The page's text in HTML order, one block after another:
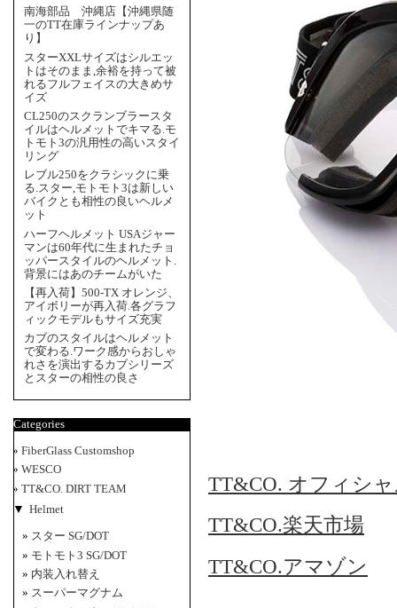
南海部品 沖縄店【沖縄県随
一のTT在庫ラインナップあ
り】
スターXXLサイズはシルエッ
トはそのまま,余裕を持って被
れるフルフェイスの大きめサ
イズ
CL250のスクランブラースタ
イルはヘルメットでキマる.モ
トモト3の汎用性の高いスタイ
リング
レブル250をクラシックに乗
る.スター,モトモト3は新しい
バイクとも相性の良いヘルメ
ット
ハーフヘルメット USAジャー
マンは60年代に生まれたチョ
ッパースタイルのヘルメット.
背景にはあのチームがいた
【再入荷】500-TX オレンジ、
アイボリーが再入荷.各グラフ
ィックモデルもサイズ充実
カブのスタイルはヘルメット
で変わる.ワーク感からおしゃ
れさを演出するカブシリーズ
とスターの相性の良さ
Categories
FiberGlass Customshop
WESCO
TT&CO. DIRT TEAM
▼ Helmet
スター SG/DOT
モトモト3 SG/DOT
内装入れ替え
スーパーマグナム
TT&CO. オフィシ
TT&CO.楽天市場
TT&CO.アマゾン